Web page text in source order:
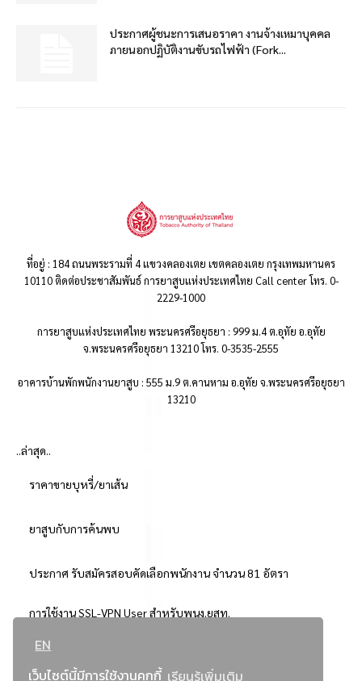
EN
เว็บไซต์นี้มีการใช้งานคุกกี้ เรียนรู้เพิ่มเติม
ประกาศผู้ชนะการเสนอราคา งานจ้างเหมาบุคคล
ภายนอกปฏิบัติงานขับรถไฟฟ้า (Fork...
ที่อยู่ : 184 ถนนพระรามที่ 4 แขวงคลองเตย เขตคลองเตย กรุงเทพมหานคร
10110 ติดต่อประชาสัมพันธ์ การยาสูบแห่งประเทศไทย Call center โทร. 0-
2229-1000
การยาสูบแห่งประเทศไทย พระนครศรีอยุธยา : 999 ม.4 ต.อุทัย อ.อุทัย
จ.พระนครศรีอยุธยา 13210 โทร. 0-3535-2555
อาคารบ้านพักพนักงานยาสูบ : 555 ม.9 ต.คานหาม อ.อุทัย จ.พระนครศรีอยุธยา
13210
..ล่าสุด..
ราคาขายบุหรี่/ยาเส้น
ยาสูบกับการค้นพบ
ประกาศ รับสมัครสอบคัดเลือกพนักงาน จำนวน 81 อัตรา
การใช้งาน SSL-VPN User สำหรับพนง.ยสท.
..ยอดนิยม..